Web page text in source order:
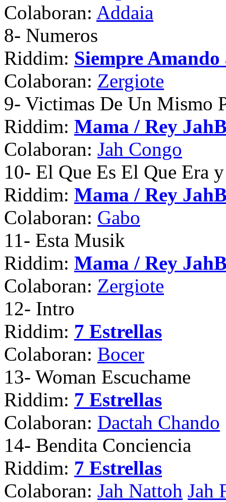
Colaboran: Addaia
8- Numeros
Riddim: Siempre Amando
Colaboran: Zergiote
9- Victimas De Un Mismo
Riddim: Mama / Rey
Colaboran: Jah Congo
10- El Que Es El Que Era
Riddim: Mama / Rey
Colaboran: Gabo
11- Esta Musik
Riddim: Mama / Rey
Colaboran: Zergiote
12- Intro
Riddim: 7 Estrellas
Colaboran: Bocer
13- Woman Escuchame
Riddim: 7 Estrellas
Colaboran: Dactah Chando
14- Bendita Conciencia
Riddim: 7 Estrellas
Colaboran: Jah Nattoh Jah